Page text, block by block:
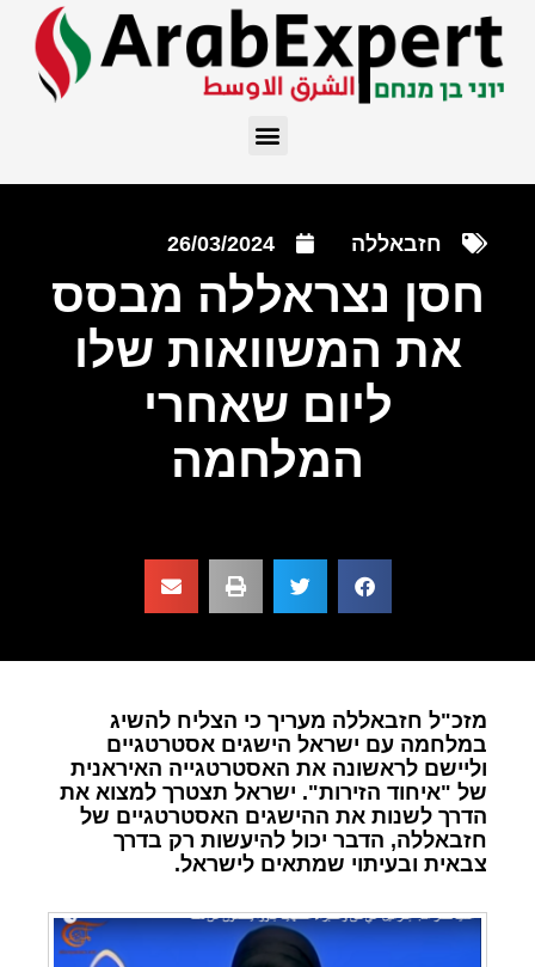
חזבאללה 26/03/2024
חסן נצראללה מבסס
את המשוואות שלו
ליום שאחרי
המלחמה
מזכ"ל חזבאללה מעריך כי הצליח להשיג
במלחמה עם ישראל הישגים אסטרטגיים
וליישם לראשונה את האסטרטגייה האיראנית
של "איחוד הזירות". ישראל תצטרך למצוא את
הדרך לשנות את ההישגים האסטרטגיים של
חזבאללה, הדבר יכול להיעשות רק בדרך
צבאית ובעיתוי שמתאים לישראל.